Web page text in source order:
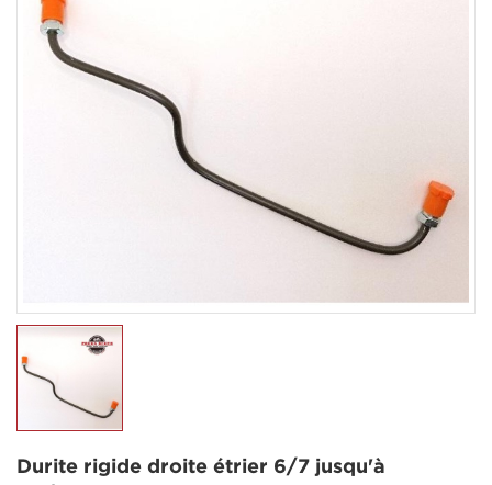
Durite rigide droite étrier 6/7 jusqu'à